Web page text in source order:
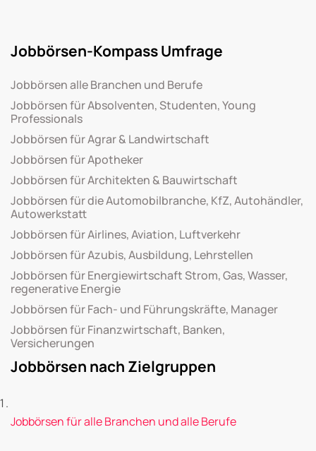
Jobbörsen-Kompass Umfrage
Jobbörsen alle Branchen und Berufe
Jobbörsen für Absolventen, Studenten, Young
Professionals
Jobbörsen für Agrar & Landwirtschaft
Jobbörsen für Apotheker
Jobbörsen für Architekten & Bauwirtschaft
Jobbörsen für die Automobilbranche, KfZ, Autohändler,
Autowerkstatt
Jobbörsen für Airlines, Aviation, Luftverkehr
Jobbörsen für Azubis, Ausbildung, Lehrstellen
Jobbörsen für Energiewirtschaft Strom, Gas, Wasser,
regenerative Energie
Jobbörsen für Fach- und Führungskräfte, Manager
Jobbörsen für Finanzwirtschaft, Banken,
Versicherungen
Jobbörsen nach Zielgruppen
Jobbörsen für alle Branchen und alle Berufe